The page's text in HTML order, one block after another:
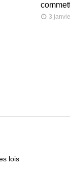
3
lois